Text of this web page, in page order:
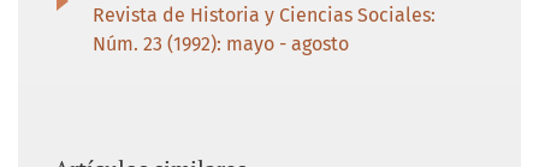
Revista de Historia y Ciencias Sociales:
Núm. 23 (1992): mayo - agosto